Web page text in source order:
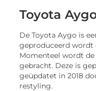
Toyota
De Toyota Aygo is
geproduceerd wordt
Momenteel wordt
gebracht. Deze is
geüpdatet in 2018
restyling.